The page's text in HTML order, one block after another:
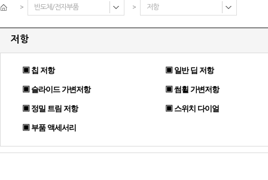
> 반도체/전자부품 > 저항
저항
▣ 칩 저항 ▣ 일반 딥 저항
▣ 슬라이드 가변저항 ▣ 썸휠 가변저항
▣ 정밀 트림 저항 ▣ 스위치 다이얼
▣ 부품 액세서리